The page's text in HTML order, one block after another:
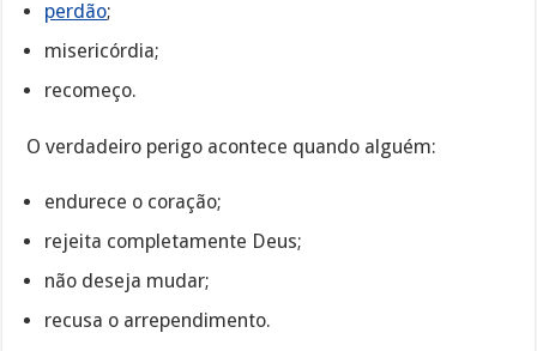
perdão;
misericórdia;
recomeço.
O verdadeiro perigo acontece quando alguém:
endurece o coração;
rejeita completamente Deus;
não deseja mudar;
recusa o arrependimento.